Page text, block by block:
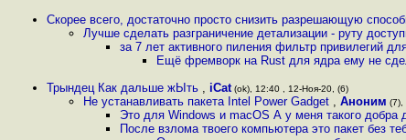
Скорее всего, достаточно просто снизить разрешающую
Лучше сделать разграничение детализации - руту
за 7 лет активного пиления фильтр привилегий
Ещё фремворк на Rust для ядра ему не
Трындец Как дальше жЫть , iCat (ok), 12:40 , 12-Ноя-20, (6)
Не устанавливать пакета Intel Power Gadget , Аноним (7),
Это для Windows и macOS А у меня такого добра
После взлома твоего компьютера это пакет без